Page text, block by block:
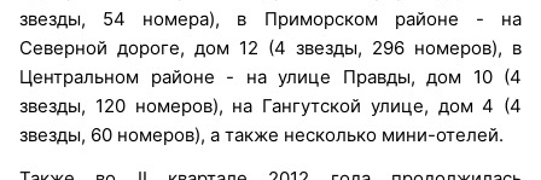
звезды, 54 номера), в Приморском районе - на
Северной дороге, дом 12 (4 звезды, 296 номеров), в
Центральном районе - на улице Правды, дом 10 (4
звезды, 120 номеров), на Гангутской улице, дом 4 (4
звезды, 60 номеров), а также несколько мини-отелей.